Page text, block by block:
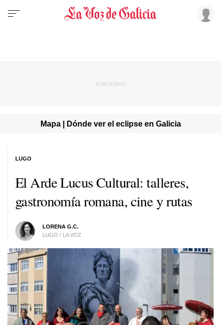
Mapa | Dónde ver el eclipse en Galicia
El Arde Lucus Cultural: talleres,
gastronomía romana, cine y rutas
LORENA G.C.
LUGO / LA VOZ
LUGO